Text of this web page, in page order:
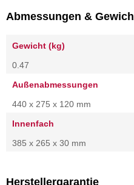
Abmessungen &
Gewicht (kg)
0.47
Außenabmessungen
440 x 275 x 120 mm
Innenfach
385 x 265 x 30 mm
Herstellergarantie